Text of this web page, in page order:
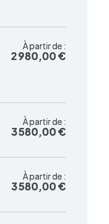
À partir de :
2 980,00 €
À partir de :
2 980,00 €
À partir de :
3 580,00 €
À partir de :
3 580,00 €
À partir de :
3 580,00 €
À partir de :
3 580,00 €